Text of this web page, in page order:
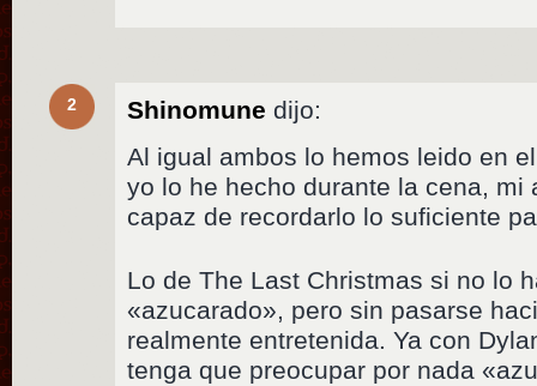
2 Shinomune dijo:
Al igual ambos lo hemos leido en
yo lo he hecho durante la cena, mi
capaz de recordarlo lo suficiente
Lo de The Last Christmas si no lo
«azucarado», pero sin pasarse
realmente entretenida. Ya con
tenga que preocupar por nada